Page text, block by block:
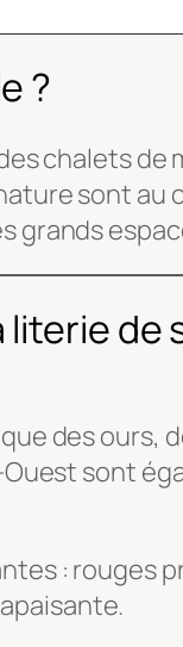
?
chalets
sont
grands
de
des ours,
sont
: rouges